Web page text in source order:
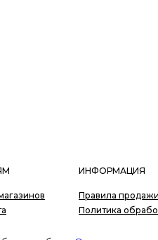
ИНФОРМАЦИЯ
Правила продажи
Политика